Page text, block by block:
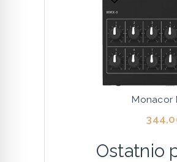
Monacor
Ostatnio